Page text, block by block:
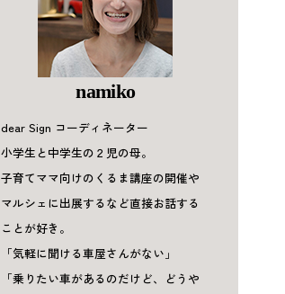
namiko
dear Sign コーディネーター
小学生と中学生の２児の母。
子育てママ向けのくるま講座の開催や
マルシェに出展するなど直接お話する
ことが好き。
「気軽に聞ける車屋さんがない」
「乗りたい車があるのだけど、どうや